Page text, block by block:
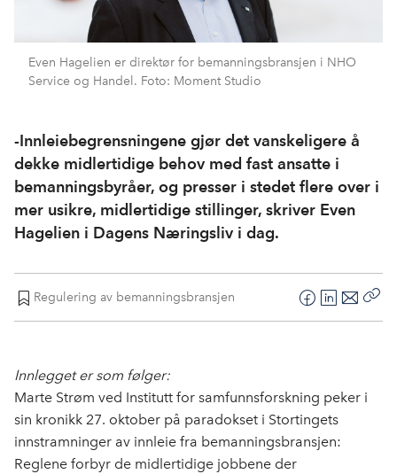
Even Hagelien er direktør for bemanningsbransjen i NHO
Service og Handel. Foto: Moment Studio
-Innleiebegrensningene gjør det vanskeligere å
dekke midlertidige behov med fast ansatte i
bemanningsbyråer, og presser i stedet flere over i
mer usikre, midlertidige stillinger, skriver Even
Hagelien i Dagens Næringsliv i dag.
Regulering av bemanningsbransjen
F
b
o
L
e
I
n
E
s
Innlegget er som følger:
Marte Strøm ved Institutt for samfunnsforskning peker i
sin kronikk 27. oktober på paradokset i Stortingets
innstramninger av innleie fra bemanningsbransjen:
Reglene forbyr de midlertidige jobbene der